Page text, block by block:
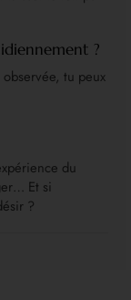
?
tu peux
du
Et si
?